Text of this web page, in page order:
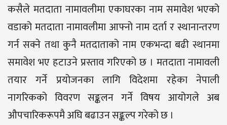
कसैले मतदाता नामावलीमा एकाघरका नाम समावेश भएको
वडाको मतदाता नामावलीमा आफ्नो नाम दर्ता र स्थानान्तरण
गर्न सक्ने तथा कुनै मतदाताको नाम एकभन्दा बढी स्थानमा
समावेश भए हटाउने प्रस्ताव गरिएको छ । मतदाता नामावली
तयार गर्ने प्रयोजनका लागि विदेशमा रहेका नेपाली
नागरिकको विवरण सङ्कलन गर्ने विषय आयोगले अब
औपचारिकरूपमै अघि बढाउन सङ्कल्प गरेको छ ।